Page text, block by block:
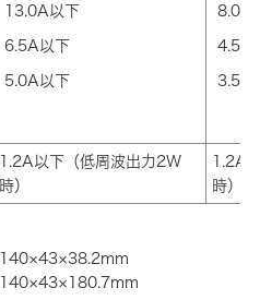
13.0A以下
6.5A以下
5.0A以下
8.0A
4.5A
3.5A
1.2A以下（低周波出力2W
時）
1.2A
時）
140×43×38.2mm
140×43×180.7mm